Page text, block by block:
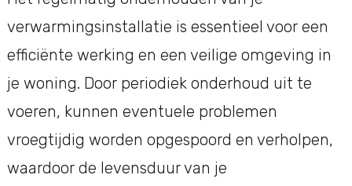
verwarmingsinstallatie is essentieel voor een
efficiënte werking en een veilige omgeving in
je woning. Door periodiek onderhoud uit te
voeren, kunnen eventuele problemen
vroegtijdig worden opgespoord en verholpen,
waardoor de levensduur van je